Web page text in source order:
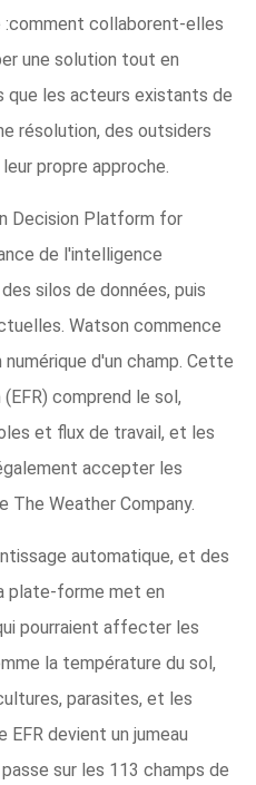
:comment collaborent-elles
une solution tout en
les acteurs existants de
résolution, des outsiders
propre approche.
Decision Platform for
de l'intelligence
silos de données, puis
Watson commence
d'un champ. Cette
comprend le sol,
et flux de travail, et les
accepter les
The Weather Company.
automatique, et des
plate-forme met en
pourraient affecter les
la température du sol,
parasites, et les
EFR devient un jumeau
sur les 113 champs de